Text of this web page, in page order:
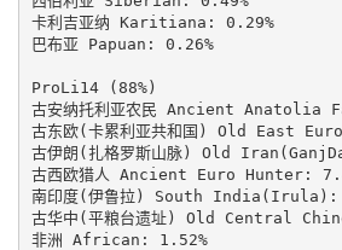
卡利吉亚纳 Karitiana: 0.29%
巴布亚 Papuan: 0.26%
ProLi14 (88%)
古安纳托利亚农民 Ancient Anatolia
古东欧(卡累利亚共和国) Old East
古伊朗(扎格罗斯山脉) Old
古西欧猎人 Ancient Euro Hunter:
南印度(伊鲁拉) South India(Irula):
古华中(平粮台遗址) Old Central
非洲 African: 1.52%